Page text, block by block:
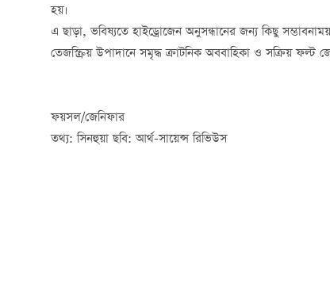
হয়।
এ ছাড়া, ভবিষ্যতে হাইড্রোজেন অনুসন্ধানের জন্য কিছু
তেজস্ক্রিয় উপাদানে সমৃদ্ধ ক্রাটনিক অববাহিকা ও সক্রিয় ফল্ট
ফয়সল/জেনিফার
তথ্য: সিনহুয়া ছবি: আর্থ-সায়েন্স রিভিউস